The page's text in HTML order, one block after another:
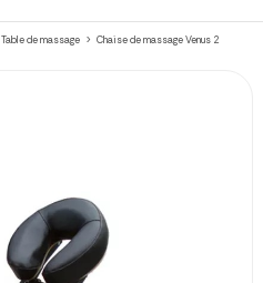
Table de massage Chaise de massage Venus 2